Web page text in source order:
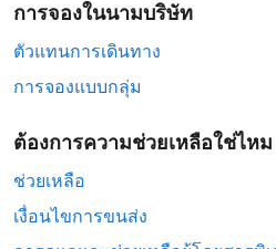
การจองในนามบริษัท
ตัวแทนการเดินทาง
การจองแบบกลุ่ม
ต้องการความช่วยเหลือใช่ไหม
ช่วยเหลือ
เงื่อนไขการขนส่ง